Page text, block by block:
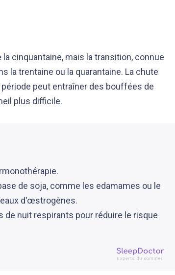
cinquantaine, mais la transition, connue
la trentaine ou la quarantaine. La chute
peut entraîner des bouffées de
plus difficile.
de soja, comme les edamames ou le
d'œstrogènes.
nuit respirants pour réduire le risque